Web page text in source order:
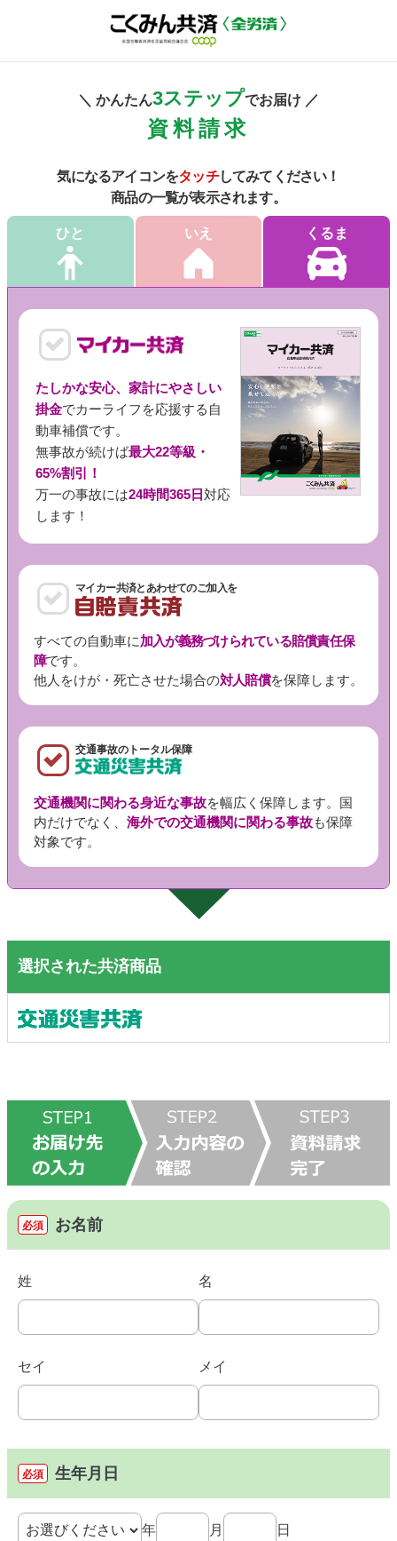
＼ かんたん3ステップでお届け ／
資料請求
気になるアイコンをタッチしてみてください！
商品の一覧が表示されます。
ひと いえ くるま
たしかな安心、家計にやさしい
掛金でカーライフを応援する自
動車補償です。
無事故が続けば最大22等級・
65%割引！
万一の事故には24時間365日対応
します！
マイカー共済とあわせてのご加入を
すべての自動車に加入が義務づけられている賠償責任保
障です。
他人をけが・死亡させた場合の対人賠償を保障します。
交通事故のトータル保障
交通機関に関わる身近な事故を幅広く保障します。国
内だけでなく、 海外での交通機関に関わる事故も保障
対象です。
選択された共済商品
必須 お名前
姓 名
セイ メイ
必須 生年月日
年 月 日